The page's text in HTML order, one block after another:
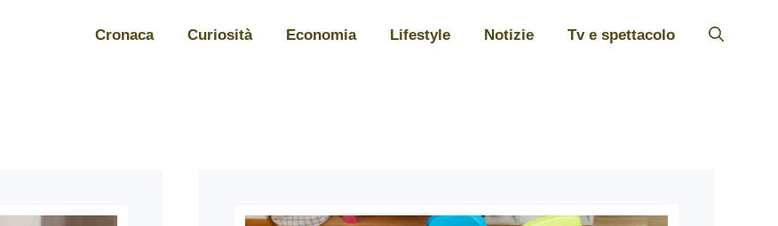
Cronaca Curiosità Economia Lifestyle Notizie Tv e spettacolo